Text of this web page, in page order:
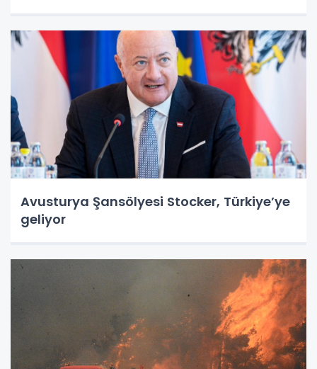
Avusturya Şansölyesi Stocker, Türkiye’ye
geliyor